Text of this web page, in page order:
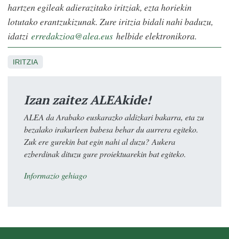
hartzen egileak adierazitako iritziak, ezta horiekin
lotutako erantzukizunak. Zure iritzia bidali nahi baduzu,
idatzi erredakzioa@alea.eus helbide elektronikora.
IRITZIA
Izan zaitez ALEAkide!
ALEA da Arabako euskarazko aldizkari bakarra, eta zu
bezalako irakurleen babesa behar du aurrera egiteko.
Zuk ere gurekin bat egin nahi al duzu? Aukera
ezberdinak dituzu gure proiektuarekin bat egiteko.
Informazio gehiago